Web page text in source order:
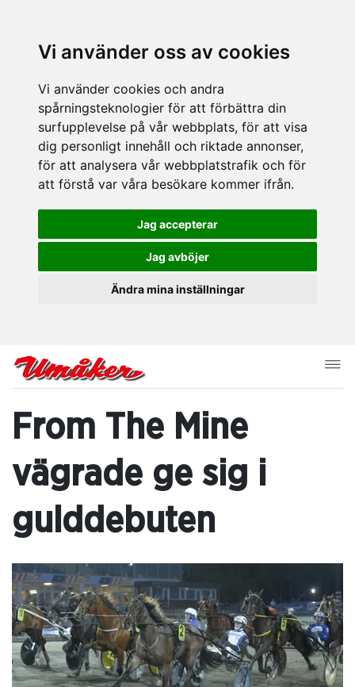
Vi använder oss av cookies
Vi använder cookies och andra
spårningsteknologier för att förbättra din
surfupplevelse på vår webbplats, för att visa
dig personligt innehåll och riktade annonser,
för att analysera vår webbplatstrafik och för
att förstå var våra besökare kommer ifrån.
Jag accepterar
Jag avböjer
Ändra mina inställningar
From The Mine
vägrade ge sig i
gulddebuten